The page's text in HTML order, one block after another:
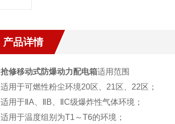
产品详情
抢修移动式防爆动力配电箱适用范围
适用于可燃性粉尘环境20区、21区、22区；
适用于ⅡA、ⅡB、ⅡC级爆炸性气体环境；
适用于温度组别为T1～T6的环境；